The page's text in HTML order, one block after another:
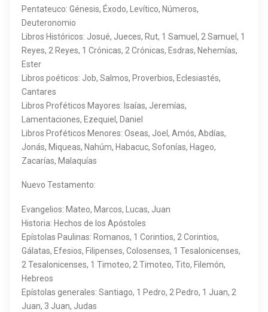
Pentateuco: Génesis, Éxodo, Levítico, Números,
Deuteronomio
Libros Históricos: Josué, Jueces, Rut, 1 Samuel, 2 Samuel, 1
Reyes, 2 Reyes, 1 Crónicas, 2 Crónicas, Esdras, Nehemías,
Ester
Libros poéticos: Job, Salmos, Proverbios, Eclesiastés,
Cantares
Libros Proféticos Mayores: Isaías, Jeremías,
Lamentaciones, Ezequiel, Daniel
Libros Proféticos Menores: Oseas, Joel, Amós, Abdías,
Jonás, Miqueas, Nahúm, Habacuc, Sofonías, Hageo,
Zacarías, Malaquías
Nuevo Testamento:
Evangelios: Mateo, Marcos, Lucas, Juan
Historia: Hechos de los Apóstoles
Epístolas Paulinas: Romanos, 1 Corintios, 2 Corintios,
Gálatas, Efesios, Filipenses, Colosenses, 1 Tesalonicenses,
2 Tesalonicenses, 1 Timoteo, 2 Timoteo, Tito, Filemón,
Hebreos
Epístolas generales: Santiago, 1 Pedro, 2 Pedro, 1 Juan, 2
Juan, 3 Juan, Judas